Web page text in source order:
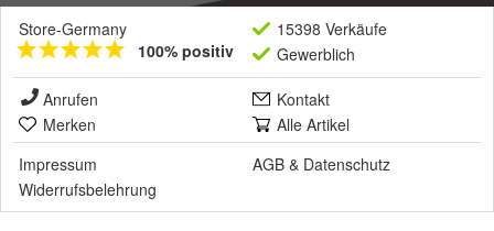
Store-Germany
100% positiv
15398 Verkäufe
Gewerblich
Anrufen
Kontakt
Merken
Alle Artikel
Impressum
AGB & Datenschutz
Widerrufsbelehrung